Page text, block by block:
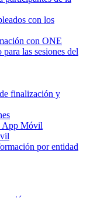
con los
con ONE
las sesiones del
finalización y
App Móvil
por entidad